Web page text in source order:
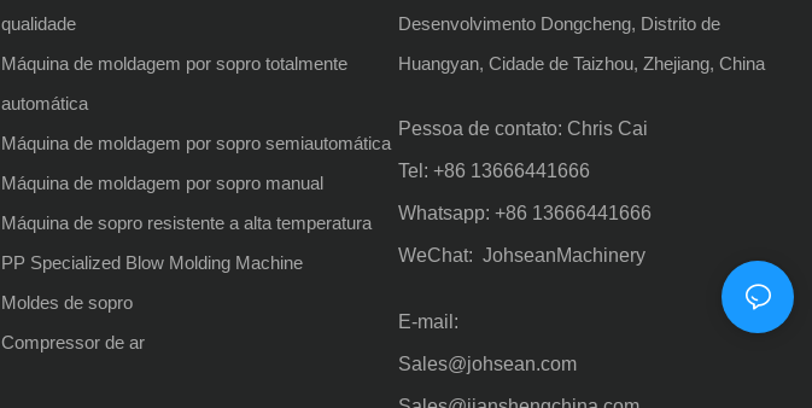
qualidade
Máquina de moldagem por sopro totalmente
automática
Máquina de moldagem por sopro semiautomática
Máquina de moldagem por sopro manual
Máquina de sopro resistente a alta temperatura
PP Specialized Blow Molding Machine
Moldes de sopro
Compressor de ar
Desenvolvimento Dongcheng, Distrito de
Huangyan, Cidade de Taizhou, Zhejiang, China
Pessoa de contato: Chris Cai
Tel: +86 13666441666
Whatsapp: +86 13666441666
WeChat: JohseanMachinery
E-mail:
Sales@johsean.com